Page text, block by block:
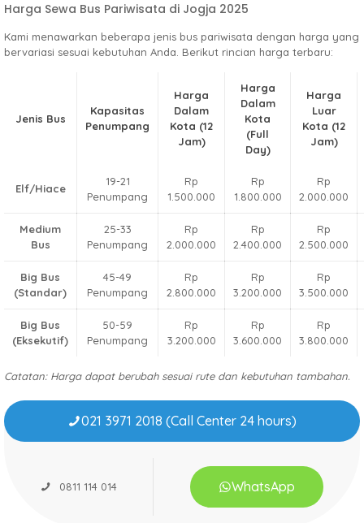
Harga Sewa Bus Pariwisata di Jogja 2025
Kami menawarkan beberapa jenis bus pariwisata dengan harga yang
bervariasi sesuai kebutuhan Anda. Berikut rincian harga terbaru:
Jenis Bus
Kapasitas
Penumpang
Harga
Dalam
Kota (12
Jam)
Harga
Dalam
Kota
(Full
Day)
Harga
Luar
Kota (12
Jam)
Elf/Hiace
19-21
Penumpang
Rp
1.500.000
Rp
1.800.000
Rp
2.000.000
Medium
Bus
25-33
Penumpang
Rp
2.000.000
Rp
2.400.000
Rp
2.500.000
Big Bus
(Standar)
45-49
Penumpang
Rp
2.800.000
Rp
3.200.000
Rp
3.500.000
Big Bus
(Eksekutif)
50-59
Penumpang
Rp
3.200.000
Rp
3.600.000
Rp
3.800.000
Catatan: Harga dapat berubah sesuai rute dan kebutuhan tambahan.
021 3971 2018 (Call Center 24 hours)
0811 114 014 WhatsApp